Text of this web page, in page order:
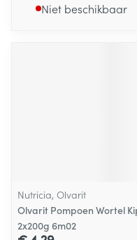
Niet beschikbaar
Nutricia, Olvarit
Olvarit Pompoen Wortel
2x200g 6m02